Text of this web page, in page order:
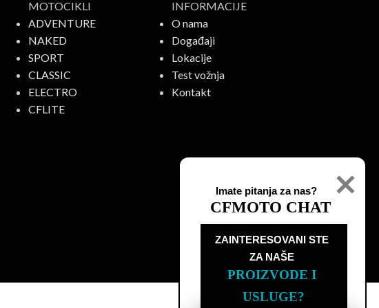
MOTOCIKLI
ADVENTURE
NAKED
SPORT
CLASSIC
ELECTRO
CFLITE
INFORMACIJE
O nama
Događaji
Lokacije
Test vožnja
Kontakt
Imate pitanja za nas?
CFMOTO CHAT
ZAINTERESOVANI STE
ZA NAŠE
PROIZVODE I
USLUGE?